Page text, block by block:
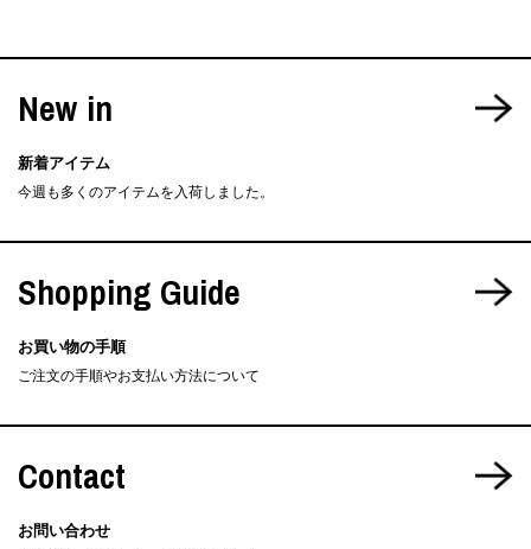
New in
新着アイテム
今週も多くのアイテムを入荷しました。
Shopping Guide
お買い物の手順
ご注文の手順やお支払い方法について
Contact
お問い合わせ